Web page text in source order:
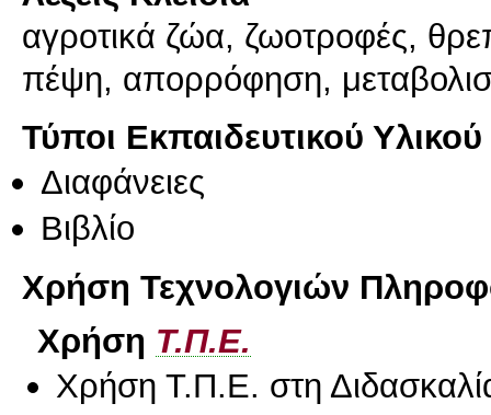
αγροτικά ζώα, ζωοτροφές,
πέψη, απορρόφηση,
Τύποι Εκπαιδευτικού Υλικού
Διαφάνειες
Βιβλίο
Χρήση Τεχνολογιών
Χρήση Τ.Π.Ε.
Χρήση Τ.Π.Ε. στη